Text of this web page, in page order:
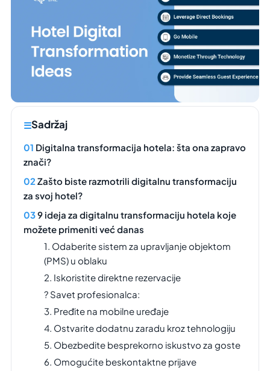
Sadržaj
Digitalna transformacija hotela: šta ona zapravo
znači?
Zašto biste razmotrili digitalnu transformaciju
za svoj hotel?
9 ideja za digitalnu transformaciju hotela koje
možete primeniti već danas
1. Odaberite sistem za upravljanje objektom
(PMS) u oblaku
2. Iskoristite direktne rezervacije
? Savet profesionalca:
3. Pređite na mobilne uređaje
4. Ostvarite dodatnu zaradu kroz tehnologiju
5. Obezbedite besprekorno iskustvo za goste
6. Omogućite beskontaktne prijave